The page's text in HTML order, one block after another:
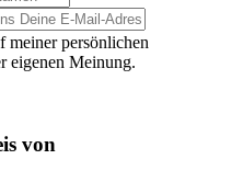
meiner persönlichen
eigenen Meinung.
von